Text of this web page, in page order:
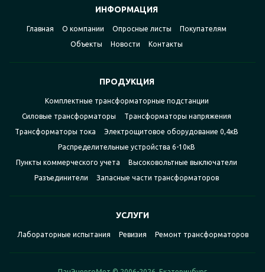
ИНФОРМАЦИЯ
Главная О компании Опросные листы
Покупателям
Объекты
Новости Контакты
ПРОДУКЦИЯ
Комплектные трансформаторные подстанции
Силовые трансформаторы
Трансформаторы напряжения
Трансформаторы тока
Электрощитовое оборудование 0,4кВ
Распределительные устройства 6-10кВ
Пункты коммерческого учета
Высоковольтные выключатели
Разъединители
Запасные части трансформаторов
УСЛУГИ
Лабораторные испытания Ревизия Ремонт трансформаторов